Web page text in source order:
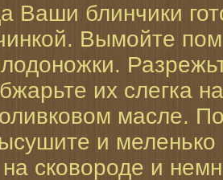
Ваши блинчики
Вымойте
их слегка
масле.
и меленько
сковороде и